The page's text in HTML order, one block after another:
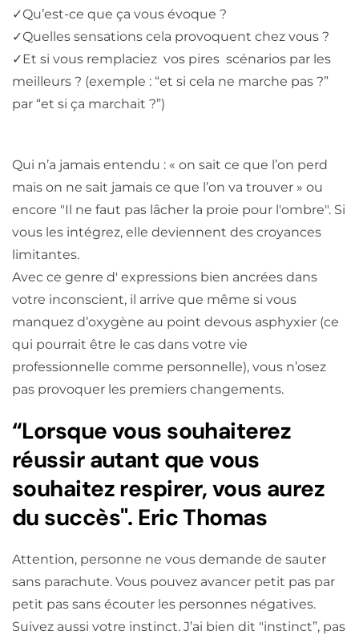
✓Qu’est-ce que ça vous évoque ?
✓Quelles sensations cela provoquent chez vous ?
✓Et si vous remplaciez vos pires scénarios par les
meilleurs ? (exemple : “et si cela ne marche pas ?”
par “et si ça marchait ?”)
Qui n’a jamais entendu : « on sait ce que l’on perd
mais on ne sait jamais ce que l’on va trouver » ou
encore "Il ne faut pas lâcher la proie pour l'ombre". Si
vous les intégrez, elle deviennent des croyances
limitantes.
Avec ce genre d' expressions bien ancrées dans
votre inconscient, il arrive que même si vous
manquez d’oxygène au point devous asphyxier (ce
qui pourrait être le cas dans votre vie
professionnelle comme personnelle), vous n’osez
pas provoquer les premiers changements.
“Lorsque vous souhaiterez
réussir autant que vous
souhaitez respirer, vous aurez
du succès". Eric Thomas
Attention, personne ne vous demande de sauter
sans parachute. Vous pouvez avancer petit pas par
petit pas sans écouter les personnes négatives.
Suivez aussi votre instinct. J’ai bien dit "instinct”, pas